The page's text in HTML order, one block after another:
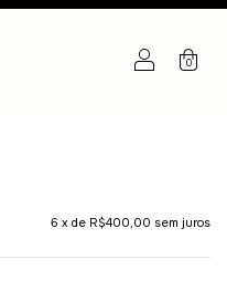
0
6 x de R$400,00 sem juros